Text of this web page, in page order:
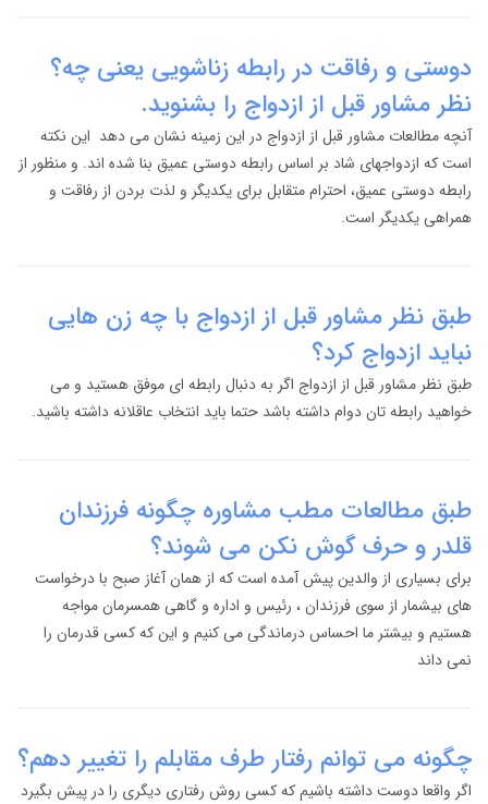
دوستی و رفاقت در رابطه زناشویی یعنی چه؟
نظر مشاور قبل از ازدواج را بشنوید.
آنچه مطالعات مشاور قبل از ازدواج در این زمینه نشان می دهد این نکته
است که ازدواجهای شاد بر اساس رابطه دوستی عمیق بنا شده اند. و منظور از
رابطه دوستی عمیق، احترام متقابل برای یکدیگر و لذت بردن از رفاقت و
همراهی یکدیگر است.
طبق نظر مشاور قبل از ازدواج با چه زن هایی
نباید ازدواج کرد؟
طبق نظر مشاور قبل از ازدواج اگر به دنبال رابطه ای موفق هستید و می
خواهید رابطه تان دوام داشته باشد حتما باید انتخاب عاقلانه داشته باشید.
طبق مطالعات مطب مشاوره چگونه فرزندان
قلدر و حرف گوش نکن می شوند؟
برای بسیاری از والدین پیش آمده است که از همان آغاز صبح با درخواست
های بیشمار از سوی فرزندان ، رئیس و اداره و گاهی همسرمان مواجه
هستیم و بیشتر ما احساس درماندگی می کنیم و این که کسی قدرمان را
نمی داند
چگونه می توانم رفتار طرف مقابلم را تغییر دهم؟
اگر واقعا دوست داشته باشیم که کسی روش رفتاری دیگری را در پیش بگیرد